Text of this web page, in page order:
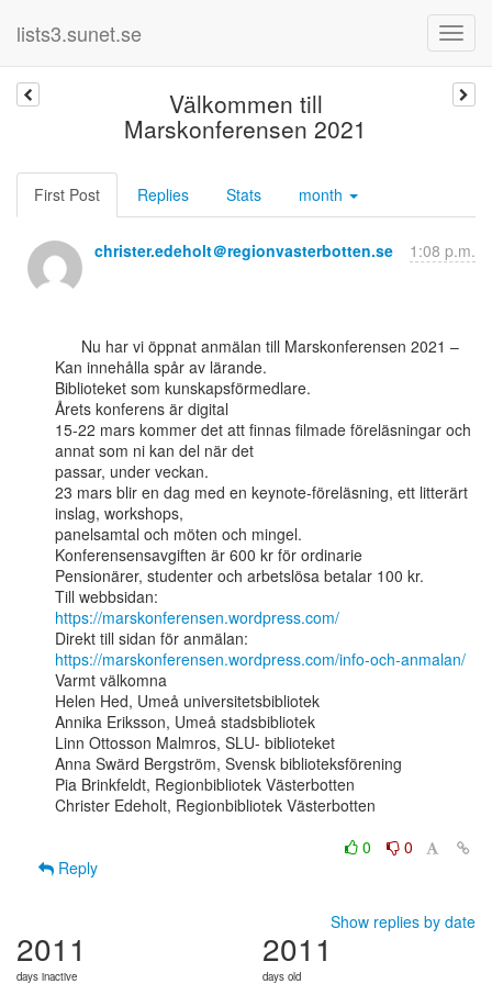
lists3.sunet.se
Välkommen till
Marskonferensen 2021
First Post Replies Stats month
christer.edeholt＠regionvasterbotten.se 1:08 p.m.
Kan innehålla spår av lärande.
Biblioteket som kunskapsförmedlare.
Årets konferens är digital
15-22 mars kommer det att finnas filmade föreläsningar och
annat som ni kan del när det
passar, under veckan.
23 mars blir en dag med en keynote-föreläsning, ett litterärt
inslag, workshops,
panelsamtal och möten och mingel.
Konferensensavgiften är 600 kr för ordinarie
Pensionärer, studenter och arbetslösa betalar 100 kr.
https://marskonferensen.wordpress.com/
https://marskonferensen.wordpress.com/info-och-anmalan/
Varmt välkomna
Helen Hed, Umeå universitetsbibliotek
Annika Eriksson, Umeå stadsbibliotek
Linn Ottosson Malmros, SLU- biblioteket
Anna Swärd Bergström, Svensk biblioteksförening
Pia Brinkfeldt, Regionbibliotek Västerbotten
Christer Edeholt, Regionbibliotek Västerbotten
0
0
Reply
Show replies by date
2011
days inactive
2011
days old